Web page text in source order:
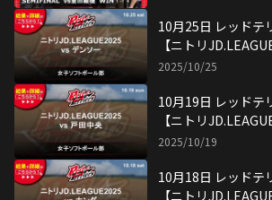
10月25日 レッドテ
【ニトリ
2025/10/25
10月19日 レッドテ
【ニトリ
2025/10/19
10月18日 レッドテ
【ニトリ